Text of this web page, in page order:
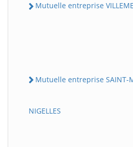
Mutuelle entreprise
Mutuelle entreprise SAINT-
NIGELLES